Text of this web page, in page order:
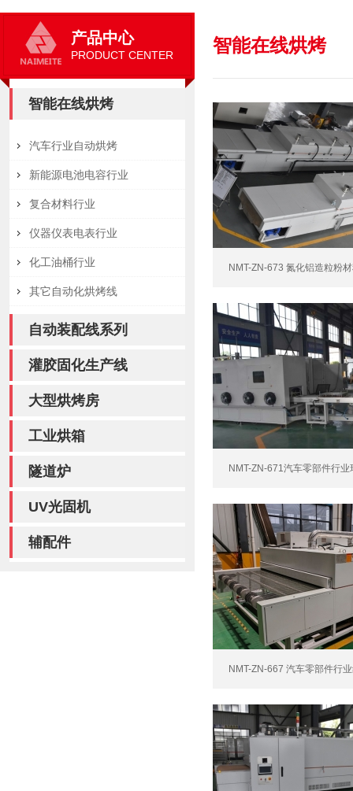
产品中心
PRODUCT CENTER
智能在线烘烤
汽车行业自动烘烤
新能源电池电容行业
复合材料行业
仪器仪表电表行业
化工油桶行业
其它自动化烘烤线
自动装配线系列
灌胶固化生产线
大型烘烤房
工业烘箱
隧道炉
UV光固机
辅配件
智能在线烘烤
NMT-ZN-673 氮化铝造粒粉
NMT-ZN-671汽车零部件行业
NMT-ZN-667 汽车零部件行